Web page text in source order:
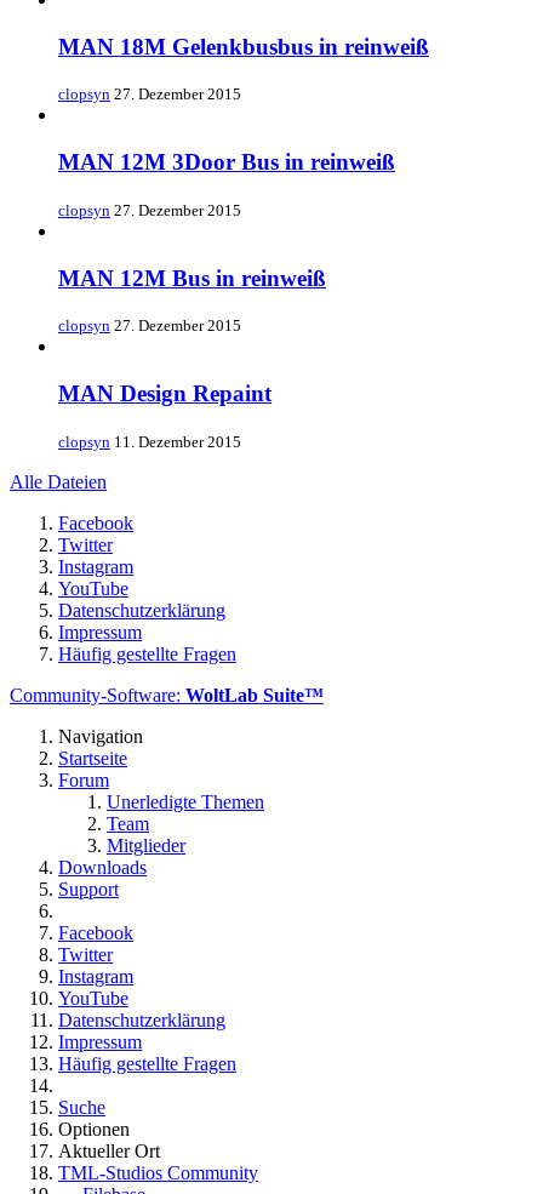
MAN 18M Gelenkbusbus in reinweiß
clopsyn 27. Dezember 2015
MAN 12M 3Door Bus in reinweiß
clopsyn 27. Dezember 2015
MAN 12M Bus in reinweiß
clopsyn 27. Dezember 2015
MAN Design Repaint
clopsyn 11. Dezember 2015
Alle Dateien
Facebook
Twitter
Instagram
YouTube
Datenschutzerklärung
Impressum
Häufig gestellte Fragen
Community-Software: WoltLab Suite™
Navigation
Startseite
Forum
Unerledigte Themen
Team
Mitglieder
Downloads
Support
Facebook
Twitter
Instagram
YouTube
Datenschutzerklärung
Impressum
Häufig gestellte Fragen
Suche
Optionen
Aktueller Ort
TML-Studios Community